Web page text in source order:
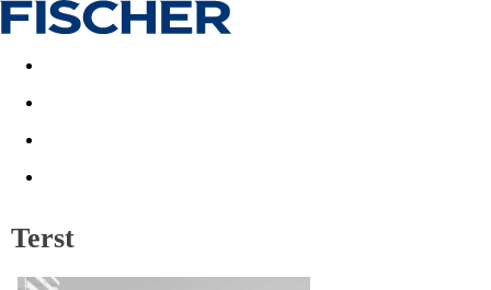
Akční nabídky Last minute
Terst